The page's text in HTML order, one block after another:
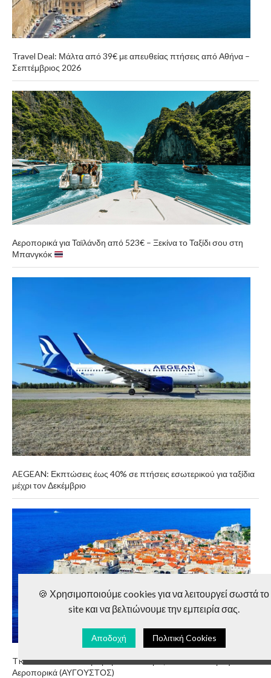
Travel Deal: Μάλτα από 39€ με απευθείας πτήσεις από Αθήνα –
Σεπτέμβριος 2026
Αεροπορικά για Ταϊλάνδη από 523€ – Ξεκίνα το Ταξίδι σου στη
Μπανγκόκ
AEGEAN: Εκπτώσεις έως 40% σε πτήσεις εσωτερικού για ταξίδια
μέχρι τον Δεκέμβριο
TRAVEL DEAL: Ντουμπρόβνικ – 6 Μέρες από 85€/Άτομο για
Αεροπορικά (ΑΥΓΟΥΣΤΟΣ)
🍪 Χρησιμοποιούμε cookies για να λειτουργεί σωστά το
site και να βελτιώνουμε την εμπειρία σας.
Αποδοχή Πολιτική Cookies